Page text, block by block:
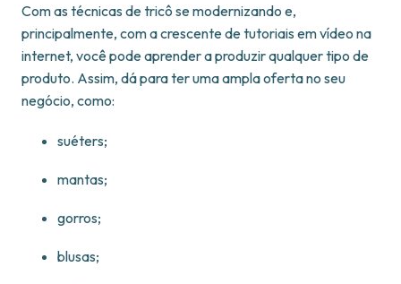
Com as técnicas de tricô se modernizando e,
principalmente, com a crescente de tutoriais em vídeo na
internet, você pode aprender a produzir qualquer tipo de
produto. Assim, dá para ter uma ampla oferta no seu
negócio, como:
suéters;
mantas;
gorros;
blusas;